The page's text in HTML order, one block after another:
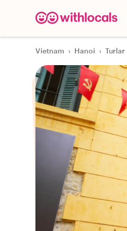
Vietnam › Hanoi › Turlar